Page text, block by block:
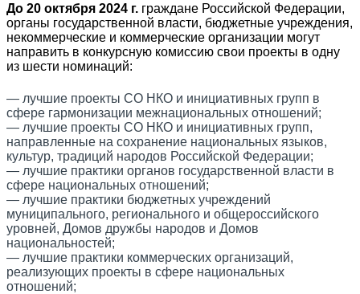
До 20 октября 2024 г. граждане Российской Федерации,
органы государственной власти, бюджетные учреждения,
некоммерческие и коммерческие организации могут
направить в конкурсную комиссию свои проекты в одну
из шести номинаций:
— лучшие проекты СО НКО и инициативных групп в
сфере гармонизации межнациональных отношений;
— лучшие проекты СО НКО и инициативных групп,
направленные на сохранение национальных языков,
культур, традиций народов Российской Федерации;
— лучшие практики органов государственной власти в
сфере национальных отношений;
— лучшие практики бюджетных учреждений
муниципального, регионального и общероссийского
уровней, Домов дружбы народов и Домов
национальностей;
— лучшие практики коммерческих организаций,
реализующих проекты в сфере национальных
отношений;